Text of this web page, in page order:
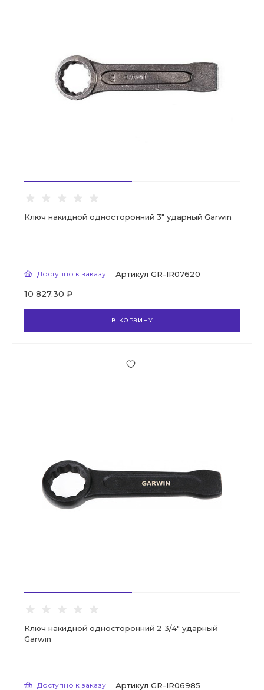
Ключ накидной односторонний 3" ударный Garwin
Доступно к заказу Артикул GR-IR07620
10 827.30 ₽
В КОРЗИНУ
Ключ накидной односторонний 2 3/4" ударный
Garwin
Доступно к заказу Артикул GR-IR06985